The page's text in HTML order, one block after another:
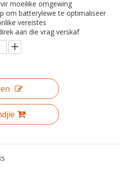
moeilike omgewing
om batterylewe te optimaliseer
vereistes
aan die vrag verskaf